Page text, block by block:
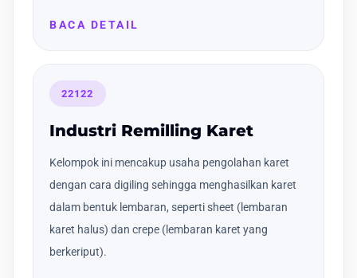
BACA DETAIL
22122
Industri Remilling Karet
Kelompok ini mencakup usaha pengolahan karet
dengan cara digiling sehingga menghasilkan karet
dalam bentuk lembaran, seperti sheet (lembaran
karet halus) dan crepe (lembaran karet yang
berkeriput).